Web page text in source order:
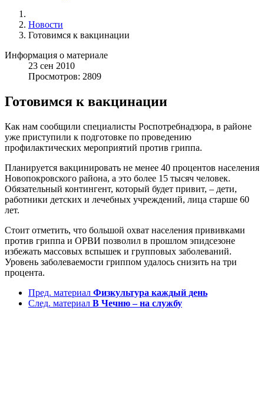
Новости
Готовимся к вакцинации
Информация о материале
23 сен 2010
Просмотров: 2809
Готовимся к вакцинации
Как нам сообщили специалисты Роспотребнадзора, в районе
уже приступили к подготовке по проведению
профилактических мероприятий против гриппа.
Планируется вакцинировать не менее 40 процентов населения
Новопокровского района, а это более 15 тысяч человек.
Обязательный контингент, который будет привит, – дети,
работники детских и лечебных учреждений, лица старше 60
лет.
Стоит отметить, что большой охват населения прививками
против гриппа и ОРВИ позволил в прошлом эпидсезоне
избежать массовых вспышек и групповых заболеваний.
Уровень заболеваемости гриппом удалось снизить на три
процента.
Пред. материал Физкультура каждый день
След. материал В Чечню – на службу